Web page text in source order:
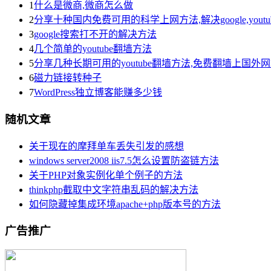
1什么是微商,微商怎么做
2分享十种国内免费可用的科学上网方法,解决
3google搜索打不开的解决方法
4几个简单的youtube翻墙方法
5分享几种长期可用的youtube翻墙方法,免费翻墙上国外
6磁力链接转种子
7WordPress独立博客能赚多少钱
随机文章
关于现在的摩拜单车丢失引发的感想
windows server2008 iis7.5怎么设置防盗链方法
关于PHP对象实例化单个例子的方法
thinkphp截取中文字符串乱码的解决方法
如何隐藏掉集成环境apache+php版本号的方法
广告推广